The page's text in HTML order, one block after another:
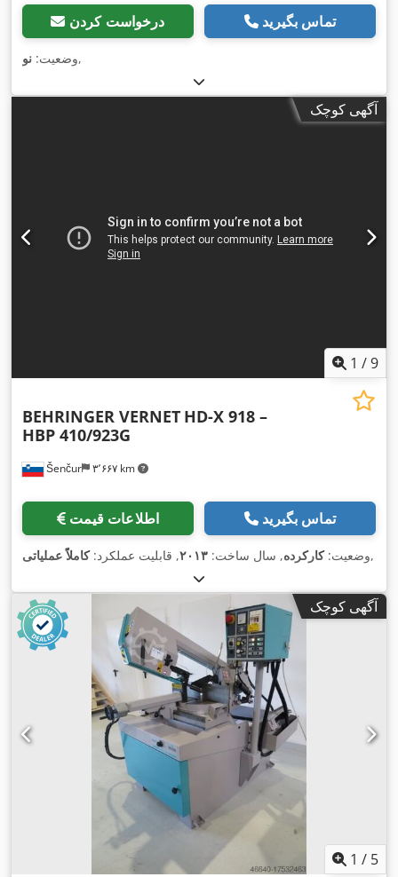
درخواست کردن تماس بگیرید
وضعیت: نو ,
آگهی کوچک
1 /9
Šenčur ۳٬۶۶۷ km
BEHRINGER VERNET HD-X 918 –
HBP 410/923G
اطلاعات قیمت تماس بگیرید
وضعیت:کارکرده, سال ساخت: ۲۰۱۳, قابلیت عملکرد:کاملاً عملیاتی ,
آگهی کوچک
1 / 5